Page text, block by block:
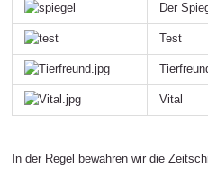
Der
Test
Vital
In der Regel bewahren wir die